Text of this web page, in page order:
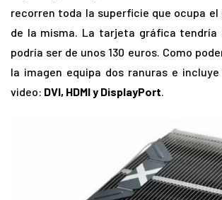
recorren toda la superficie que ocupa
de la misma. La tarjeta gráfica tendría
podría ser de unos 130 euros. Como
la imagen equipa dos ranuras e
video: DVI, HDMI y DisplayPort